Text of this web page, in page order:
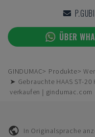
ÜBER
GINDUMAC Produkte
➤ Gebrauchte HAAS ST-
verkaufen | gindumac.com
In Originalsprache